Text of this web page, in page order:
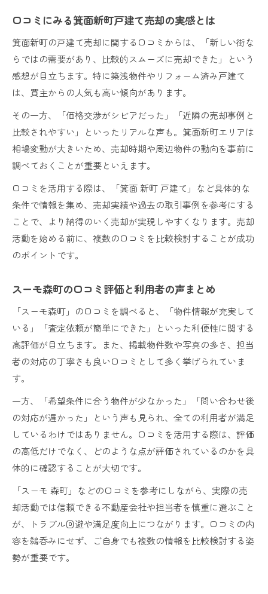
口コミにみる箕面新町戸建て売却の実感とは
箕面新町の戸建て売却に関する口コミからは、「新しい街な
らではの需要があり、比較的スムーズに売却できた」という
感想が目立ちます。特に築浅物件やリフォーム済み戸建て
は、買主からの人気も高い傾向があります。
その一方、「価格交渉がシビアだった」「近隣の売却事例と
比較されやすい」といったリアルな声も。箕面新町エリアは
相場変動が大きいため、売却時期や周辺物件の動向を事前に
調べておくことが重要といえます。
口コミを活用する際は、「箕面 新町 戸建て」など具体的な
条件で情報を集め、売却実績や過去の取引事例を参考にする
ことで、より納得のいく売却が実現しやすくなります。売却
活動を始める前に、複数の口コミを比較検討することが成功
のポイントです。
スーモ森町の口コミ評価と利用者の声まとめ
「スーモ森町」の口コミを調べると、「物件情報が充実して
いる」「査定依頼が簡単にできた」といった利便性に関する
高評価が目立ちます。また、掲載物件数や写真の多さ、担当
者の対応の丁寧さも良い口コミとして多く挙げられていま
す。
一方、「希望条件に合う物件が少なかった」「問い合わせ後
の対応が遅かった」という声も見られ、全ての利用者が満足
しているわけではありません。口コミを活用する際は、評価
の高低だけでなく、どのような点が評価されているのかを具
体的に確認することが大切です。
「スーモ 森町」などの口コミを参考にしながら、実際の売
却活動では信頼できる不動産会社や担当者を慎重に選ぶこと
が、トラブル回避や満足度向上につながります。口コミの内
容を鵜呑みにせず、ご自身でも複数の情報を比較検討する姿
勢が重要です。